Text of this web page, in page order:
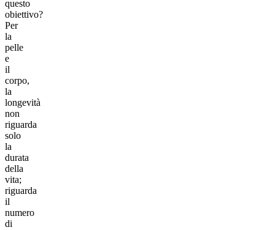
questo
obiettivo?
Per
la
pelle
e
il
corpo,
la
longevità
non
riguarda
solo
la
durata
della
vita;
riguarda
il
numero
di